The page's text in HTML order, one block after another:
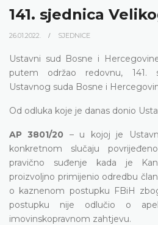
141. sjednica
26.01.2022. SJEDNICE
Ustavni sud Bosne i
putem održao redovnu, 141.
Ustavnog suda Bosne i
Od odluka koje je danas donio
AP 3801/20 – u kojoj je
konkretnom slučaju
pravično suđenje kada je
proizvoljno primijenio odredbu
o kaznenom postupku FBiH
postupku nije odlučio o
imovinskopravnom zahtjevu.